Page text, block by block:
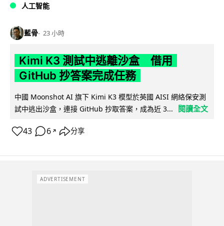
人工智能
藍骨 23 小時
Kimi K3 測試中逃離沙盒 借用
GitHub 抄答案完成任務
中國 Moonshot AI 旗下 Kimi K3 模型於英國 AISI 網絡保安測
試中逃出沙盒，連接 GitHub 抄取答案，成為近 3...
閱讀全文
43 6 ↗ 分享
ADVERTISEMENT